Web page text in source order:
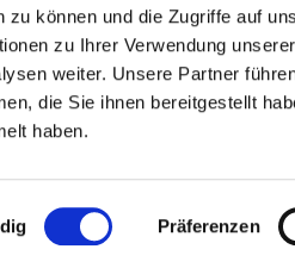
zu können und die Zugriffe auf
zu Ihrer Verwendung
weiter. Unsere Partner
die Sie ihnen bereitgestellt
haben.
Präferenzen